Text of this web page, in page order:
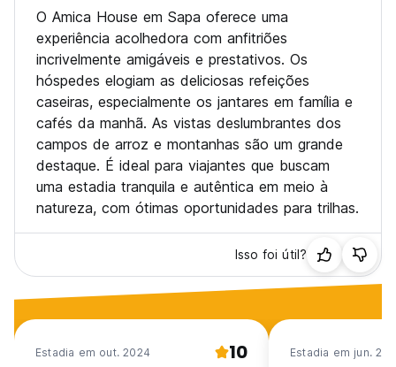
O Amica House em Sapa oferece uma
experiência acolhedora com anfitriões
incrivelmente amigáveis e prestativos. Os
hóspedes elogiam as deliciosas refeições
caseiras, especialmente os jantares em família e
cafés da manhã. As vistas deslumbrantes dos
campos de arroz e montanhas são um grande
destaque. É ideal para viajantes que buscam
uma estadia tranquila e autêntica em meio à
natureza, com ótimas oportunidades para trilhas.
Isso foi útil?
Estadia em out. 2024 10 Estadia em jun.